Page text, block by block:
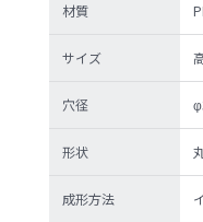
プライバシーポリ セキュリティポ
材質
サイズ
穴径
形状
成形方法